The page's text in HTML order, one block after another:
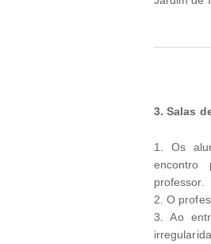
3. Salas
1. Os
encontro
professor.
2. O
3. Ao